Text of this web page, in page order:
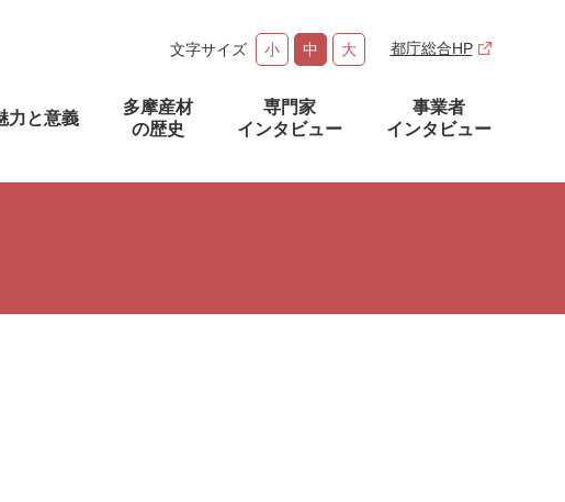
文字サイズ 小 中 大 都庁総合HP
力と意義
多摩産材
の歴史
専門家
インタビュー
事業者
インタビュー